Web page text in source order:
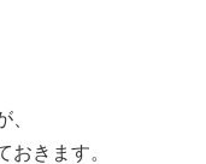
、
おきます。